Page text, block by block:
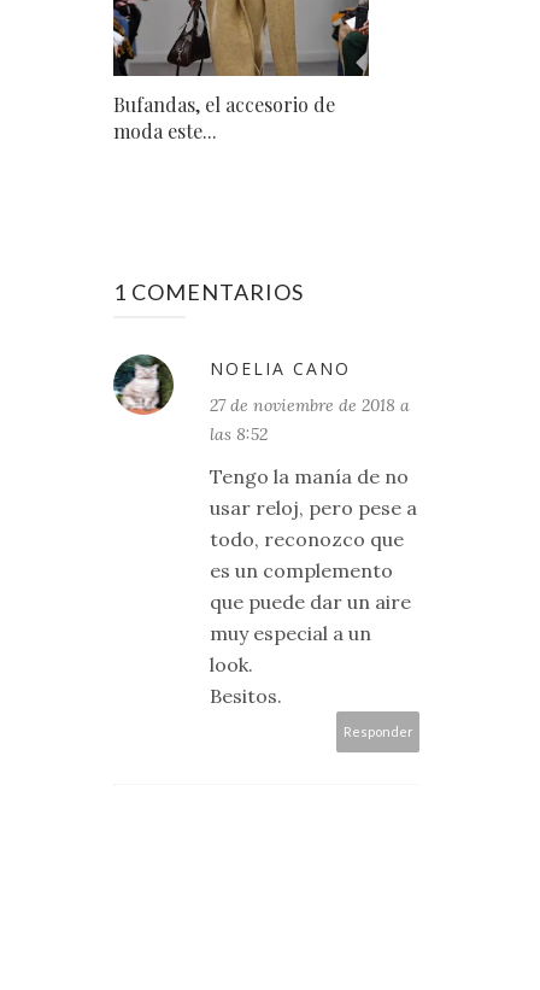
Bufandas, el accesorio de
moda este...
1 COMENTARIOS
NOELIA CANO
27 de noviembre de 2018 a
las 8:52
Tengo la manía de no
usar reloj, pero pese a
todo, reconozco que
es un complemento
que puede dar un aire
muy especial a un
look.
Besitos.
Responder